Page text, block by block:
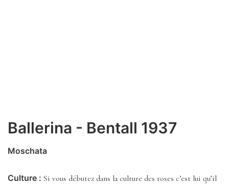
Ballerina - Bentall 1937
Moschata
Culture : Si vous débutez dans la culture des roses c’est lui qu’il